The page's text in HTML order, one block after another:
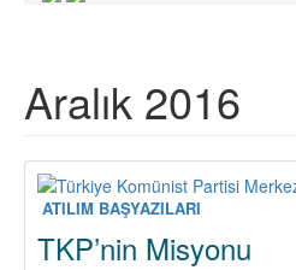
Aralık 2016
ATILIM BAŞYAZILARI
TKP’nin Misyonu